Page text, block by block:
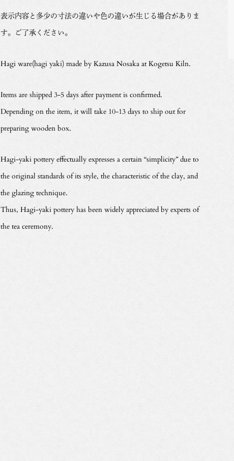
表示内容と多少の寸法の違いや色の違いが生じる場合がありま
す。ご了承ください。
Hagi ware(hagi yaki) made by Kazusa Nosaka at Kogetsu Kiln.
Items are shipped 3-5 days after payment is confirmed.
Depending on the item, it will take 10-13 days to ship out for
preparing wooden box.
Hagi-yaki pottery effectually expresses a certain “simplicity” due to
the original standards of its style, the characteristic of the clay, and
the glazing technique.
Thus, Hagi-yaki pottery has been widely appreciated by experts of
the tea ceremony.